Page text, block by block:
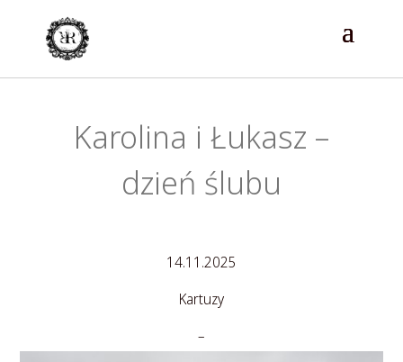
Karolina i Łukasz –
dzień ślubu
14.11.2025
Kartuzy
–